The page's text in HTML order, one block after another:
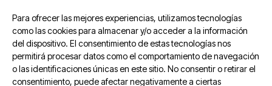
Para ofrecer las mejores experiencias, utilizamos tecnologías
como las cookies para almacenar y/o acceder a la información
del dispositivo. El consentimiento de estas tecnologías nos
permitirá procesar datos como el comportamiento de navegación
o las identificaciones únicas en este sitio. No consentir o retirar el
consentimiento, puede afectar negativamente a ciertas
Unidades San Pablo
Ambulancias Cardiomóvil
Dermoesthetik San Pablo